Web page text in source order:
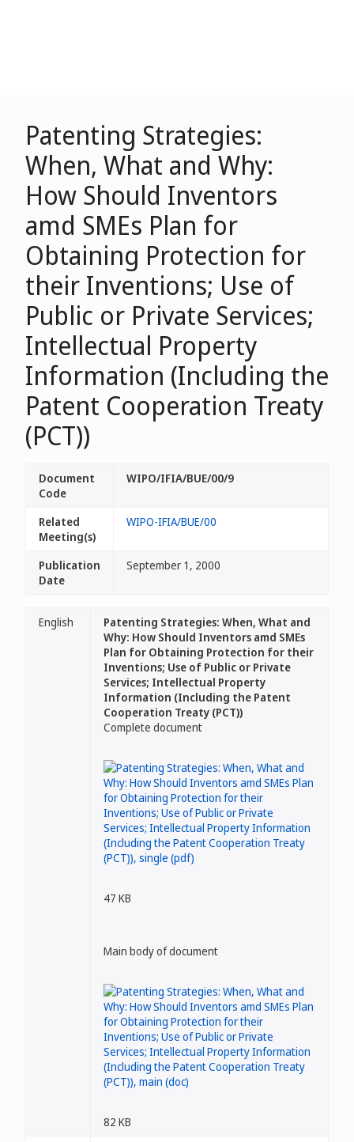
Patenting Strategies:
When, What and Why:
How Should Inventors
amd SMEs Plan for
Obtaining Protection for
their Inventions; Use of
Public or Private Services;
Intellectual Property
Information (Including the
Patent Cooperation Treaty
(PCT))
Document
Code
WIPO/IFIA/BUE/00/9
Related
Meeting(s)
WIPO-IFIA/BUE/00
Publication
Date
September 1, 2000
English
Patenting Strategies: When, What and
Why: How Should Inventors amd SMEs
Plan for Obtaining Protection for their
Inventions; Use of Public or Private
Services; Intellectual Property
Information (Including the Patent
Cooperation Treaty (PCT))
Complete document
47 KB
Main body of document
82 KB